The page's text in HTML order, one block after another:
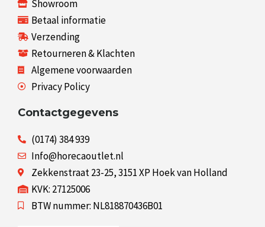
Showroom
Betaal informatie
Verzending
Retourneren & Klachten
Algemene voorwaarden
Privacy Policy
Contactgegevens
(0174) 384 939
Info@horecaoutlet.nl
Zekkenstraat 23-25, 3151 XP Hoek van Holland
KVK: 27125006
BTW nummer: NL818870436B01